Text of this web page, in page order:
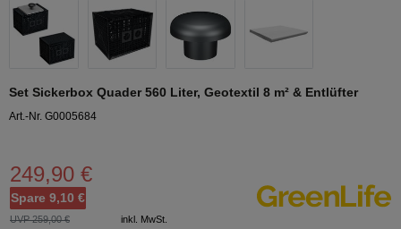
Set Sickerbox Quader 560 Liter, Geotextil 8 m² & Entlüfter
Art.-Nr. G0005684
249,90 €
Spare 9,10 €
UVP 259,00 € inkl. MwSt.